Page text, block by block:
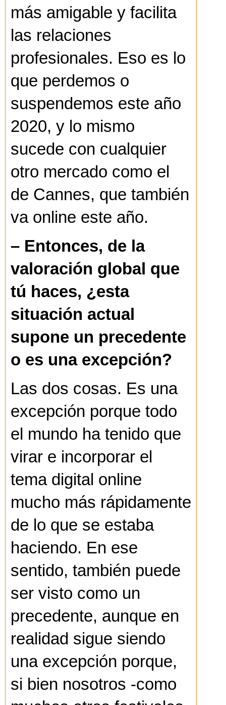
más amigable y facilita
las relaciones
profesionales. Eso es lo
que perdemos o
suspendemos este año
2020, y lo mismo
sucede con cualquier
otro mercado como el
de Cannes, que también
va online este año.
– Entonces, de la
valoración global que
tú haces, ¿esta
situación actual
supone un precedente
o es una excepción?
Las dos cosas. Es una
excepción porque todo
el mundo ha tenido que
virar e incorporar el
tema digital online
mucho más rápidamente
de lo que se estaba
haciendo. En ese
sentido, también puede
ser visto como un
precedente, aunque en
realidad sigue siendo
una excepción porque,
si bien nosotros -como